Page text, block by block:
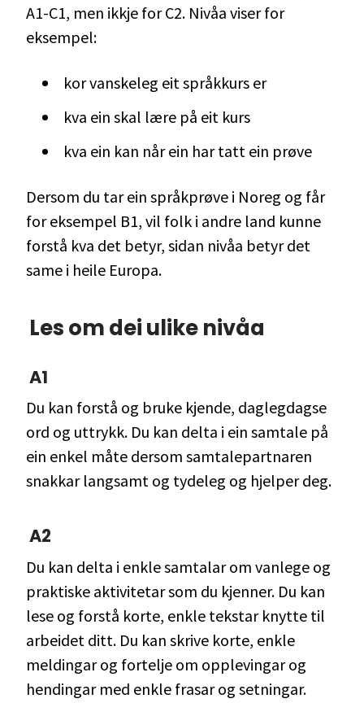
A1-C1, men ikkje for C2. Nivåa viser for
eksempel:
kor vanskeleg eit språkkurs er
kva ein skal lære på eit kurs
kva ein kan når ein har tatt ein prøve
Dersom du tar ein språkprøve i Noreg og får
for eksempel B1, vil folk i andre land kunne
forstå kva det betyr, sidan nivåa betyr det
same i heile Europa.
Les om dei ulike nivåa
A1
Du kan forstå og bruke kjende, daglegdagse
ord og uttrykk. Du kan delta i ein samtale på
ein enkel måte dersom samtalepartnaren
snakkar langsamt og tydeleg og hjelper deg.
A2
Du kan delta i enkle samtalar om vanlege og
praktiske aktivitetar som du kjenner. Du kan
lese og forstå korte, enkle tekstar knytte til
arbeidet ditt. Du kan skrive korte, enkle
meldingar og fortelje om opplevingar og
hendingar med enkle frasar og setningar.